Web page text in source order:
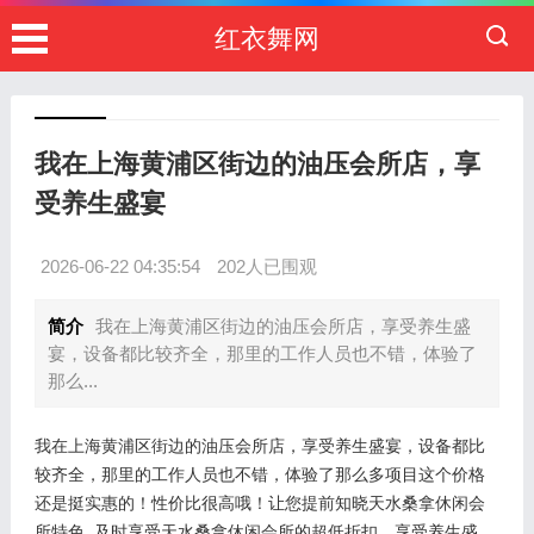
红衣舞网
我在上海黄浦区街边的油压会所店，享
受养生盛宴
2026-06-22 04:35:54 202人已围观
简介 我在上海黄浦区街边的油压会所店，享受养生盛
宴，设备都比较齐全，那里的工作人员也不错，体验了
那么...
我在上海黄浦区街边的油压会所店，享受养生盛宴，设备都比
较齐全，那里的工作人员也不错，体验了那么多项目这个价格
还是挺实惠的！性价比很高哦！让您提前知晓天水桑拿休闲会